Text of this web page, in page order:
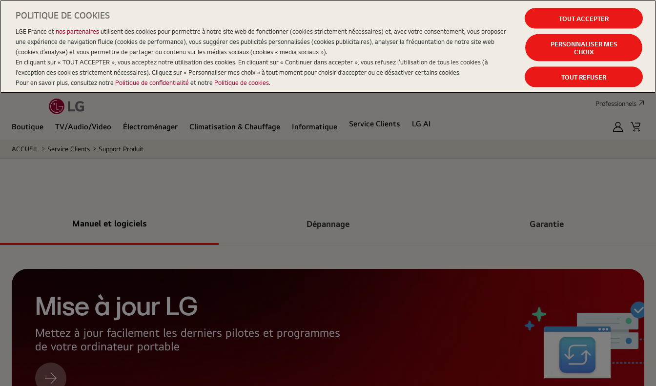
Professionnels
Boutique TV/Audio/Video Électroménager Climatisation & Chauffage Informatique Service Clients
LG AI
MyLGPanier
ACCUEIL Service Clients Support Produit
Manuel et logiciels Dépannage Garantie
Mise à jour LG
Mettez à jour facilement les derniers pilotes et programmes
de votre ordinateur portable
Mise
à
POLITIQUE DE COOKIES
LGE France etnos partenairesutilisent des cookies pour permettre à notre site web de fonctionner (cookies strictement nécessaires) et, avec votre consentement, vous proposer
une expérience de navigation fluide (cookies de performance), vous suggérer des publicités personnalisées (cookies publicitaires), analyser la fréquentation de notre site web
(cookies d’analyse) et vous permettre de partager du contenu sur les médias sociaux (cookies « media sociaux »).
En cliquant sur « TOUT ACCEPTER », vous acceptez notre utilisation des cookies. En cliquant sur « Continuer dans accepter », vous refusez l’utilisation de tous les cookies (à
l’exception des cookies strictement nécessaires). Cliquez sur « Personnaliser mes choix » à tout moment pour choisir d’accepter ou de désactiver certains cookies.
Pour en savoir plus, consultez notre Politique de confidentialité et notre Politique de cookies.
TOUT ACCEPTER
PERSONNALISER MES
CHOIX
TOUT REFUSER